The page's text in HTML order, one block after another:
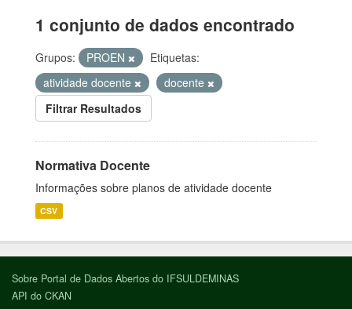
1 conjunto de dados encontrado
Grupos: PROEN
Etiquetas:
atividade docente
docente
Filtrar Resultados
Normativa Docente
Informações sobre planos de atividade docente
CSV
Sobre Portal de Dados Abertos do IFSULDEMINAS
API do CKAN